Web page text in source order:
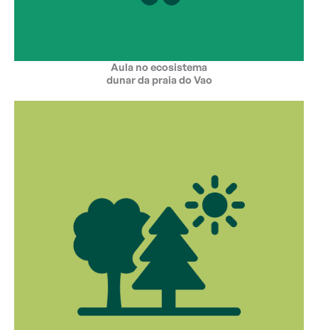
Aula no ecosistema
dunar da praia do Vao